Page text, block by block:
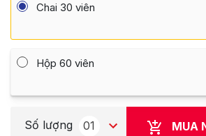
Chai 30 viên
Hộp 60 viên
Số lượng 01 MUA